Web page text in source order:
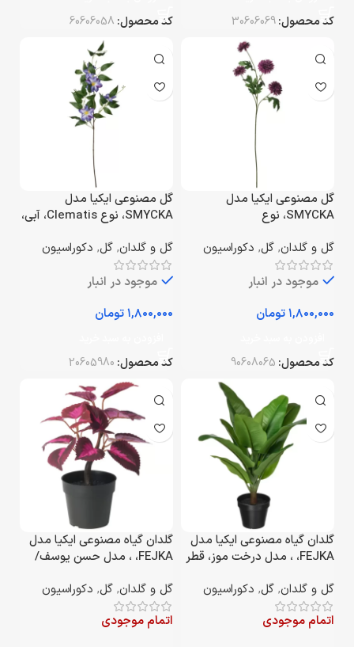
کد محصول:30606069 کد محصول: 60606058
گل مصنوعی ایکیا مدل
SMYCKA، نوع
ارتفاع ۷۱ سانتی‌متر
گل و گلدان, گل, دکوراسیون
موجود در انبار
تومان
کد محصول: 90608065
گل مصنوعی ایکیا مدل
SMYCKA، نوع Clematis، آبی،
گل و گلدان, گل, دکوراسیون
موجود در انبار
تومان
کد محصول: 20605980
گلدان گیاه مصنوعی ایکیا مدل
FEJKA، ، مدل درخت موز، قطر
گل و گلدان, گل, دکوراسیون
اتمام موجودی
گلدان گیاه مصنوعی ایکیا مدل
FEJKA، ، مدل حسن یوسف/
گل و گلدان, گل, دکوراسیون
اتمام موجودی